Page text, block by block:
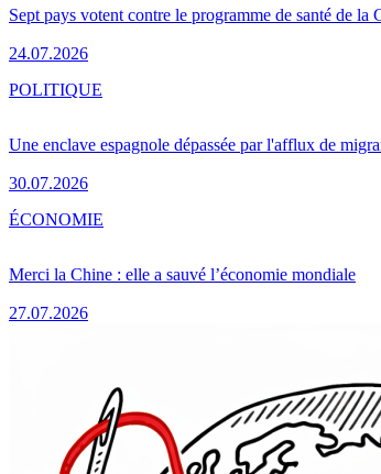
Sept pays votent contre le programme de santé de la
24.07.2026
Une enclave espagnole dépassée par l'afflux de
30.07.2026
POLITIQUE
Merci la Chine : elle a sauvé l’économie mondiale
27.07.2026
ÉCONOMIE